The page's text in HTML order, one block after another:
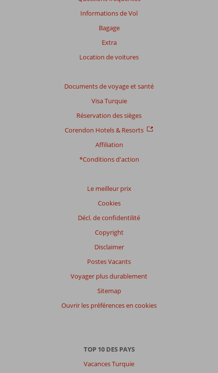
Informations de Vol
Bagage
Extra
Location de voitures
Documents de voyage et santé
Visa Turquie
Réservation des sièges
Corendon Hotels & Resorts
Affiliation
*Conditions d'action
Le meilleur prix
Cookies
Décl. de confidentilité
Copyright
Disclaimer
Postes Vacants
Voyager plus durablement
Sitemap
Ouvrir les préférences en cookies
TOP 10 DES PAYS
Vacances Turquie